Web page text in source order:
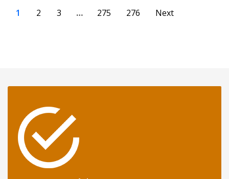
1 2 3 … 275 276 Next